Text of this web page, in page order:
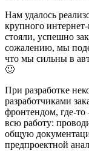
Нам удалось
крупного
стояли, успешно
сожалению, мы
что мы сильны в
🙂
При разработке
разработчиками
фронтендом, где-
всю работу:
общую
предпроектной